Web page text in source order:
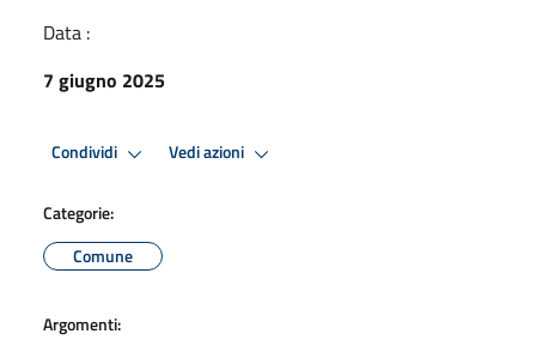
Data :
7 giugno 2025
Condividi Vedi azioni
Categorie:
Comune
Argomenti: